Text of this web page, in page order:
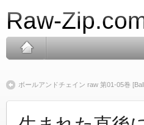
Raw-
ボールアンドチェイン raw 第01-05巻